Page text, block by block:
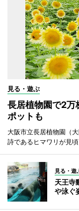
見る・遊ぶ
長居植物園で2
ポットも
大阪市立長居植物園（
詩であるヒマワリが見頃
見る・遊
天王寺
や泳ぐ